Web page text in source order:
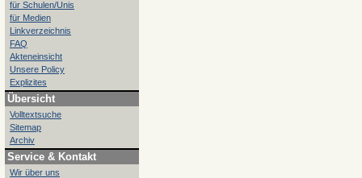
für Schulen/Unis
für Medien
Linkverzeichnis
FAQ
Akteneinsicht
Unsere Policy
Explizites
Übersicht
Volltextsuche
Sitemap
Archiv
Service & Kontakt
Wir über uns